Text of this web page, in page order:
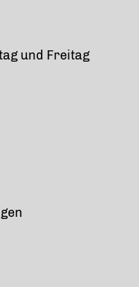
und Freitag